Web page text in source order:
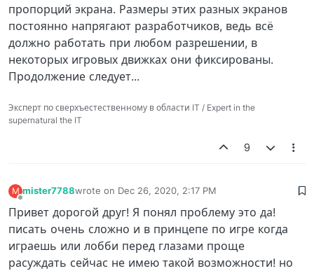
пропорций экрана. Размеры этих разных экранов
постоянно напрягают разработчиков, ведь всё
должно работать при любом разрешении, в
некоторых игровых движках они фиксированы.
Продолжение следует...
Эксперт по сверхъестественному в области IT / Expert in the
supernatural the IT
9
M mister7788wrote on Dec 26, 2020, 2:17 PM
last edited by
Привет дорогой друг! Я понял проблему это да!
писать очень сложно и в принцепе по игре когда
играешь или лобби перед глазами проще
расуждать сейчас не имею такой возможности! но